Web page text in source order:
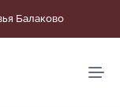
Балаково